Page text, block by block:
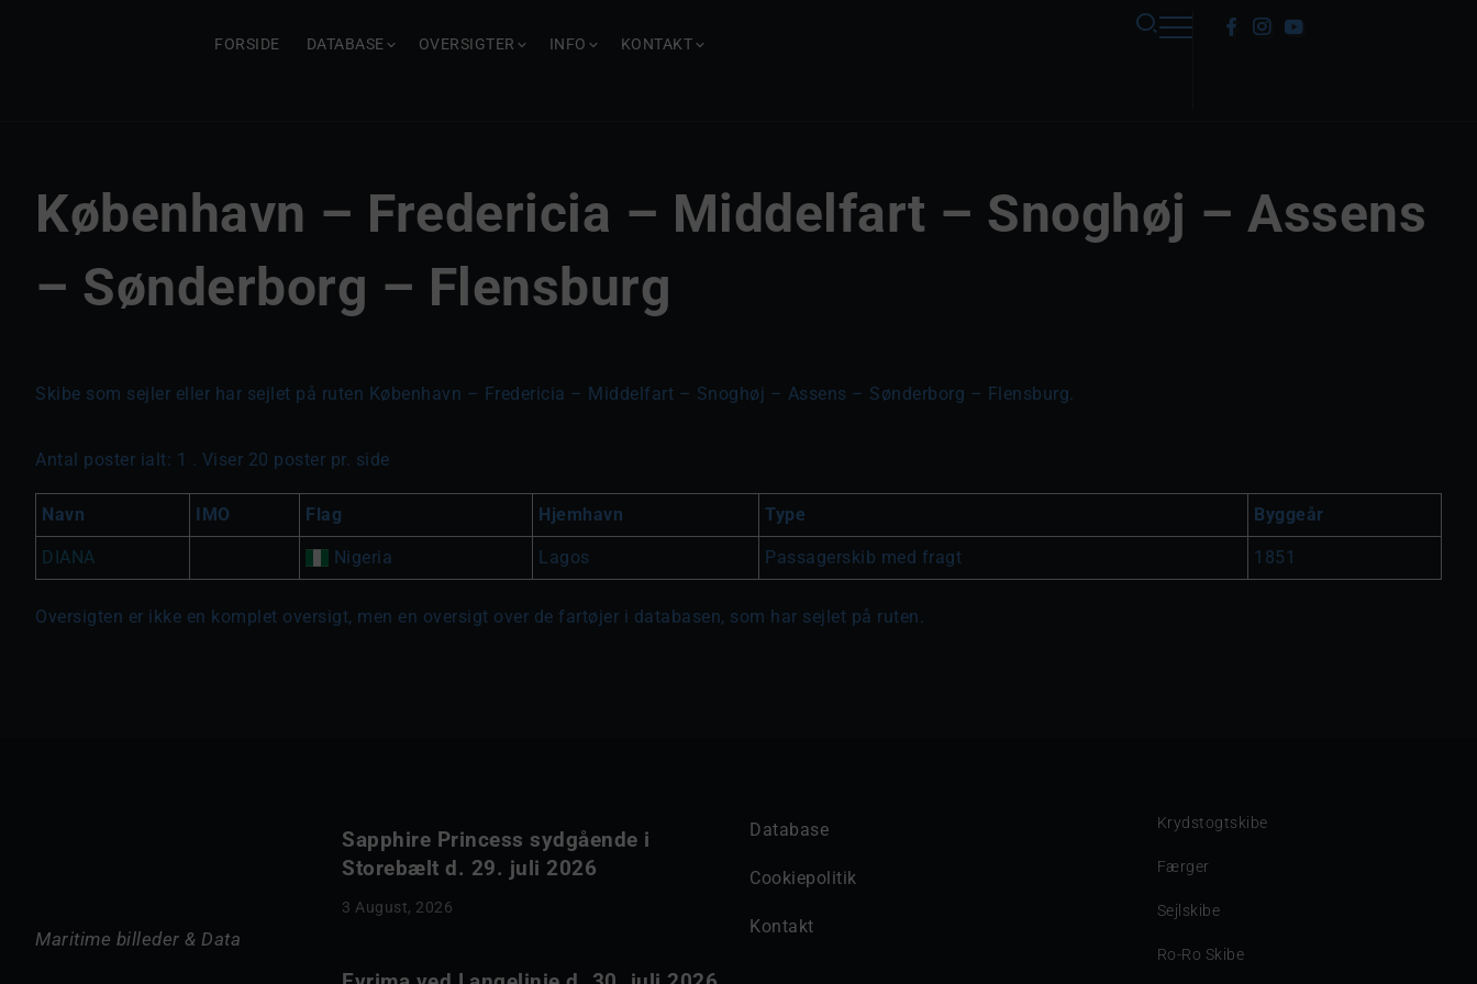
FORSIDE DATABASE OVERSIGTER INFO KONTAKT
København – Fredericia – Middelfart – Snoghøj – Assens
– Sønderborg – Flensburg
Skibe som sejler eller har sejlet på ruten København – Fredericia – Middelfart – Snoghøj – Assens – Sønderborg – Flensburg.
Antal poster ialt: 1 . Viser 20 poster pr. side
Navn IMO Flag Hjemhavn Type Byggeår
DIANA Nigeria Lagos Passagerskib med fragt 1851
Oversigten er ikke en komplet oversigt, men en oversigt over de fartøjer i databasen, som har sejlet på ruten.
Maritime billeder & Data
Sapphire Princess sydgående i
Storebælt d. 29. juli 2026
3 August, 2026
Database
Cookiepolitik
Kontakt
Krydstogtskibe
Færger
Sejlskibe
Ro-Ro Skibe